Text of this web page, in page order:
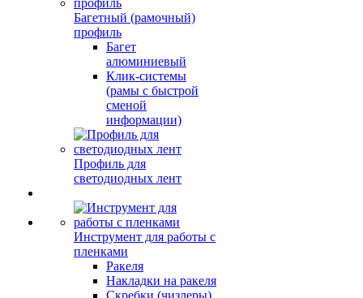
Багетный (рамочный)
профиль
Багет
алюминиевый
Клик-системы
(рамы с быстрой
сменой
информации)
Профиль для
светодиодных лент
Инструмент для работы с
пленками
Ракеля
Накладки на ракеля
Скребки (чизлеры)